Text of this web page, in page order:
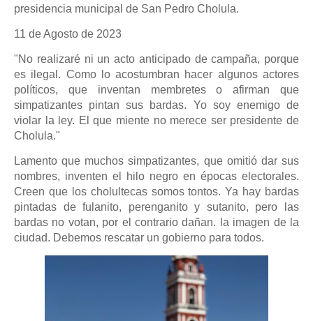
presidencia municipal de San Pedro Cholula.
11 de Agosto de 2023
"No realizaré ni un acto anticipado de campaña, porque
es ilegal. Como lo acostumbran hacer algunos actores
políticos, que inventan membretes o afirman que
simpatizantes pintan sus bardas. Yo soy enemigo de
violar la ley. El que miente no merece ser presidente de
Cholula."
Lamento que muchos simpatizantes, que omitió dar sus
nombres, inventen el hilo negro en épocas electorales.
Creen que los cholultecas somos tontos. Ya hay bardas
pintadas de fulanito, perenganito y sutanito, pero las
bardas no votan, por el contrario dañan. la imagen de la
ciudad. Debemos rescatar un gobierno para todos.